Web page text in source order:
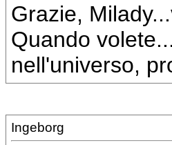
Grazie,
Quando
nell'universo,
Ingeborg